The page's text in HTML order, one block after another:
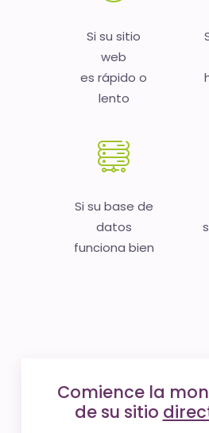
Si su sitio
web
es rápido o
lento
Si su base de
datos
funciona bien
Comience la
de su sitio